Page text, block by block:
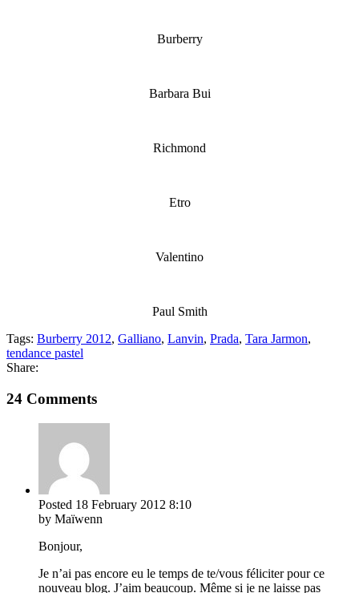
Burberry
Barbara Bui
Richmond
Etro
Valentino
Paul Smith
Tags: Burberry 2012, Galliano, Lanvin, Prada, Tara Jarmon,
tendance pastel
Share:
24 Comments
Posted 18 February 2012 8:10
by Maïwenn
Bonjour,
Je n’ai pas encore eu le temps de te/vous féliciter pour ce
nouveau blog. J’aim beaucoup. Même si je ne laisse pas